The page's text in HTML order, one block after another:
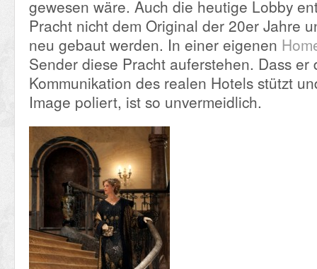
gewesen wäre. Auch die heutige Lobby
Pracht nicht dem Original der 20er Jahre
neu gebaut werden. In einer eigenen
Sender diese Pracht auferstehen. Dass er
Kommunikation des realen Hotels stützt
Image poliert, ist so unvermeidlich.